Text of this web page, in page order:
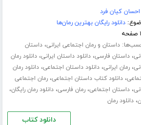
احسان کیان فرد
دانلود رایگان بهترین رمان‌ها
داستان و رمان اجتماعی ایرانی،داستان
،داستان فارسی،دانلود داستان ایرانی،دانلود رمان
،رمان ایرانی،دانلود داستان اجتماعی،دانلود رمان
،دانلود کتاب داستان اجتماعی،رمان اجتماعی
،داستان اجتماعی،رمان فارسی،دانلود رمان رایگان،
،دانلود رمان
دانلود کتاب